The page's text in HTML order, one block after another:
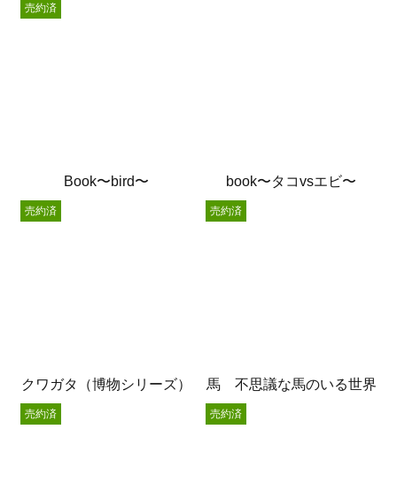
Book〜bird〜
売約済
book〜タコvsエビ〜
クワガタ（博物シリーズ）
売約済
馬 不思議な馬のいる世界
売約済
売約済 売約済